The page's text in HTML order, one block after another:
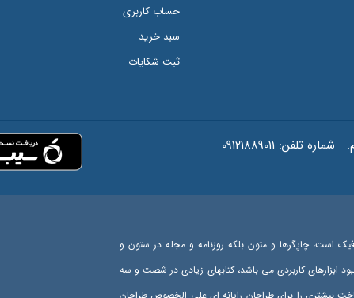
حساب کاربری
سبد خرید
ثبت شکایات
شماره تلفن: 09121889011
است، چاپگرها و متون بلکه روزنامه و مجله در ستون و
ابزارهای کاربردی می باشد، کتابهای زیادی در شصت و سه